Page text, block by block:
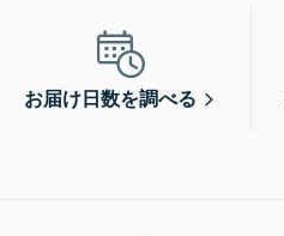
お届け日数を調べる